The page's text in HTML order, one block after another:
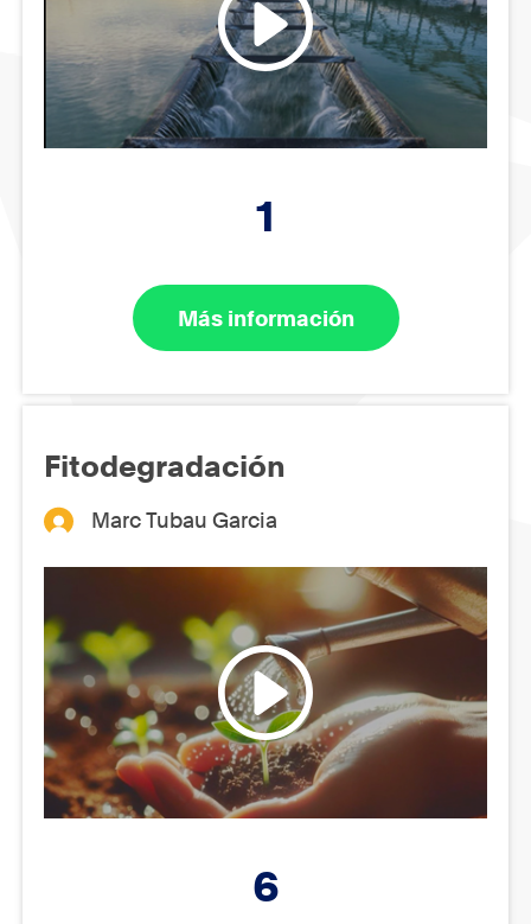
1
Más información
Fitodegradación
Marc Tubau Garcia
6